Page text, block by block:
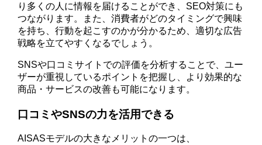
り多くの人に情報を届けることができ、SEO対策にも
つながります。また、消費者がどのタイミングで興味
を持ち、行動を起こすのかが分かるため、適切な広告
戦略を立てやすくなるでしょう。
SNSや口コミサイトでの評価を分析することで、ユー
ザーが重視しているポイントを把握し、より効果的な
商品・サービスの改善も可能になります。
口コミやSNSの力を活用できる
AISASモデルの大きなメリットの一つは、